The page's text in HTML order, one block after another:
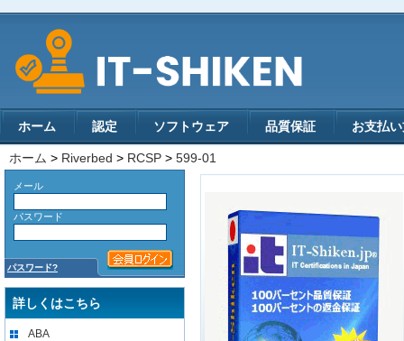
ホーム 認定 ソフトウェア 品質保証 お支払
ホーム > Riverbed > RCSP > 599-01
メール
パスワード
パスワード?
詳しくはこちら
ABA